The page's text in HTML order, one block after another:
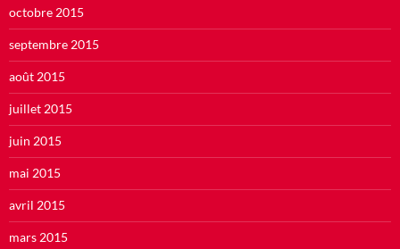
octobre 2015
septembre 2015
août 2015
juillet 2015
juin 2015
mai 2015
avril 2015
mars 2015